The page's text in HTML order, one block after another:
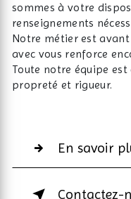
sommes à votre
renseignements
Notre métier est
avec vous renforce
Toute notre équipe
propreté et rigueur.
En savoir
Contactez-